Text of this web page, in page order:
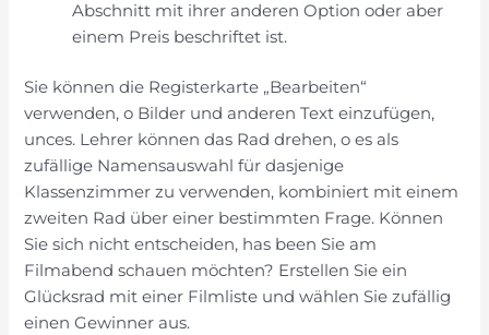
Abschnitt mit ihrer anderen Option oder aber
einem Preis beschriftet ist.
Sie können die Registerkarte „Bearbeiten“
verwenden, o Bilder und anderen Text einzufügen,
unces. Lehrer können das Rad drehen, o es als
zufällige Namensauswahl für dasjenige
Klassenzimmer zu verwenden, kombiniert mit einem
zweiten Rad über einer bestimmten Frage. Können
Sie sich nicht entscheiden, has been Sie am
Filmabend schauen möchten? Erstellen Sie ein
Glücksrad mit einer Filmliste und wählen Sie zufällig
einen Gewinner aus.